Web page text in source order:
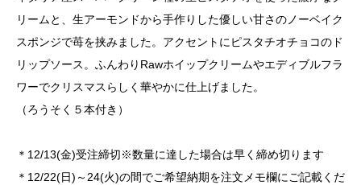
リームと、生アーモンドから手作りした優しい甘さのノーベイク
スポンジで苺を挟みました。アクセントにピスタチオチョコのド
リップソース。ふんわりRawホイップクリームやエディブルフラ
ワーでクリスマスらしく華やかに仕上げました。
（ろうそく５本付き）
＊12/13(金)受注締切※数量に達した場合は早く締め切ります
＊12/22(日)～24(火)の間でご希望納期を注文メモ欄にご記載くだ